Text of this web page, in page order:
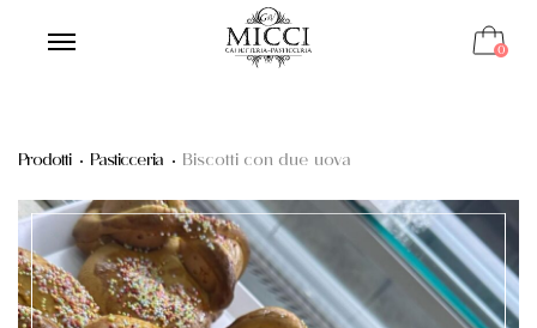
0
Prodotti Pasticceria Biscotti con due uova